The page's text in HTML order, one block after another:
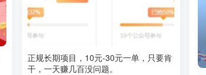
正规长期项目，10元-30元一单，只要肯
干，一天赚几百没问题。